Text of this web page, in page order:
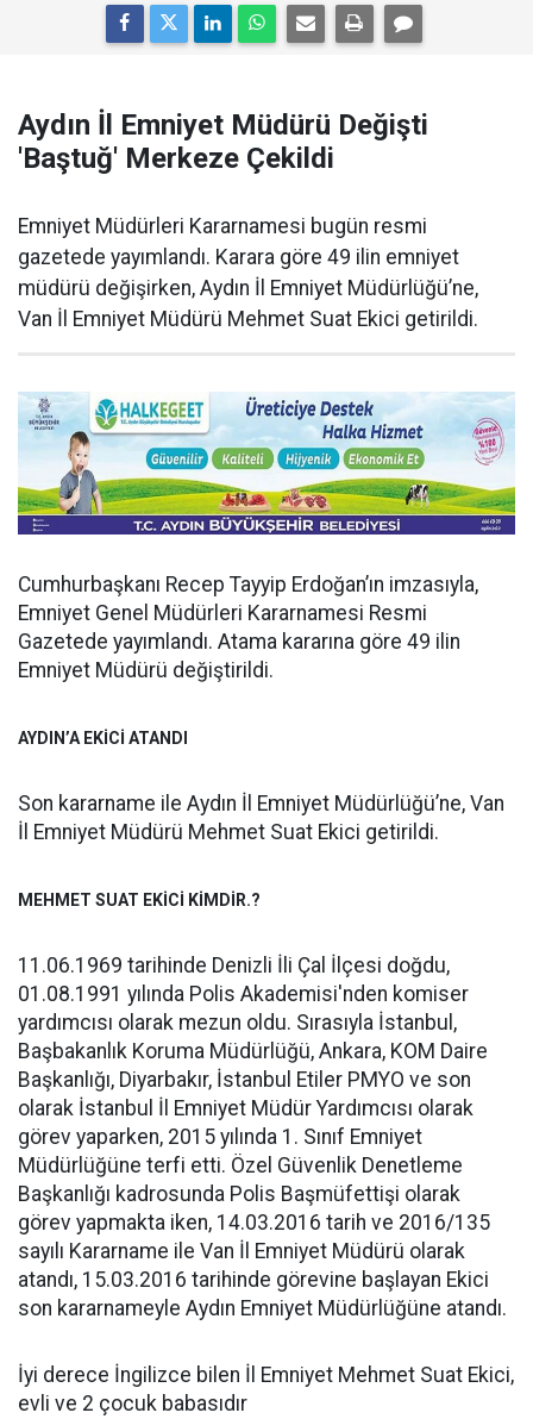
Aydın İl Emniyet Müdürü Değişti
'Baştuğ' Merkeze Çekildi
Emniyet Müdürleri Kararnamesi bugün resmi
gazetede yayımlandı. Karara göre 49 ilin emniyet
müdürü değişirken, Aydın İl Emniyet Müdürlüğü’ne,
Van İl Emniyet Müdürü Mehmet Suat Ekici getirildi.
Cumhurbaşkanı Recep Tayyip Erdoğan’ın imzasıyla,
Emniyet Genel Müdürleri Kararnamesi Resmi
Gazetede yayımlandı. Atama kararına göre 49 ilin
Emniyet Müdürü değiştirildi.
AYDIN’A EKİCİ ATANDI
Son kararname ile Aydın İl Emniyet Müdürlüğü’ne, Van
İl Emniyet Müdürü Mehmet Suat Ekici getirildi.
MEHMET SUAT EKİCİ KİMDİR.?
11.06.1969 tarihinde Denizli İli Çal İlçesi doğdu,
01.08.1991 yılında Polis Akademisi'nden komiser
yardımcısı olarak mezun oldu. Sırasıyla İstanbul,
Başbakanlık Koruma Müdürlüğü, Ankara, KOM Daire
Başkanlığı, Diyarbakır, İstanbul Etiler PMYO ve son
olarak İstanbul İl Emniyet Müdür Yardımcısı olarak
görev yaparken, 2015 yılında 1. Sınıf Emniyet
Müdürlüğüne terfi etti. Özel Güvenlik Denetleme
Başkanlığı kadrosunda Polis Başmüfettişi olarak
görev yapmakta iken, 14.03.2016 tarih ve 2016/135
sayılı Kararname ile Van İl Emniyet Müdürü olarak
atandı, 15.03.2016 tarihinde görevine başlayan Ekici
son kararnameyle Aydın Emniyet Müdürlüğüne atandı.
İyi derece İngilizce bilen İl Emniyet Mehmet Suat Ekici,
evli ve 2 çocuk babasıdır